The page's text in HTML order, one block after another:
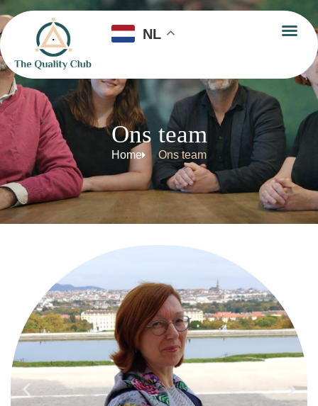
NL
Ons team
Home Ons team